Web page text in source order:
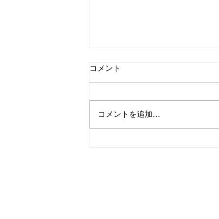
8/2㈰Sodattette
コメント
コメントを追加…